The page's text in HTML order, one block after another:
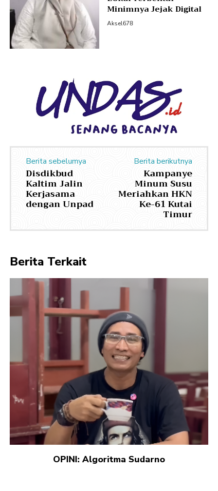
Minimnya Jejak Digital
Aksel678
Berita sebelumya
Disdikbud
Kaltim Jalin
Kerjasama
dengan Unpad
Berita berikutnya
Kampanye
Minum Susu
Meriahkan HKN
Ke-61 Kutai
Timur
Berita Terkait
OPINI: Algoritma Sudarno